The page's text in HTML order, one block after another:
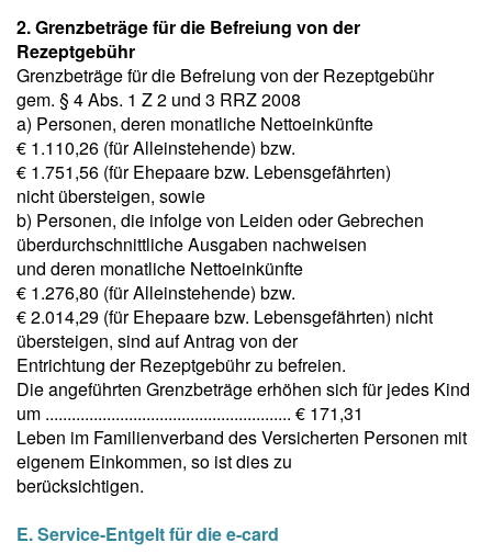
2. Grenzbeträge für die Befreiung von der
Rezeptgebühr
Grenzbeträge für die Befreiung von der Rezeptgebühr
gem. § 4 Abs. 1 Z 2 und 3 RRZ 2008
a) Personen, deren monatliche Nettoeinkünfte
€ 1.110,26 (für Alleinstehende) bzw.
€ 1.751,56 (für Ehepaare bzw. Lebensgefährten)
nicht übersteigen, sowie
b) Personen, die infolge von Leiden oder Gebrechen
überdurchschnittliche Ausgaben nachweisen
und deren monatliche Nettoeinkünfte
€ 1.276,80 (für Alleinstehende) bzw.
€ 2.014,29 (für Ehepaare bzw. Lebensgefährten) nicht
übersteigen, sind auf Antrag von der
Entrichtung der Rezeptgebühr zu befreien.
Die angeführten Grenzbeträge erhöhen sich für jedes Kind
um ........................................................ € 171,31
Leben im Familienverband des Versicherten Personen mit
eigenem Einkommen, so ist dies zu
berücksichtigen.
E. Service-Entgelt für die e-card